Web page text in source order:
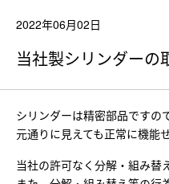
2022年06月02日
当社製シリンダーの
シリンダーは精密部品ですの
元通りに見えても正常に機能
当社の許可なく分解・組み替